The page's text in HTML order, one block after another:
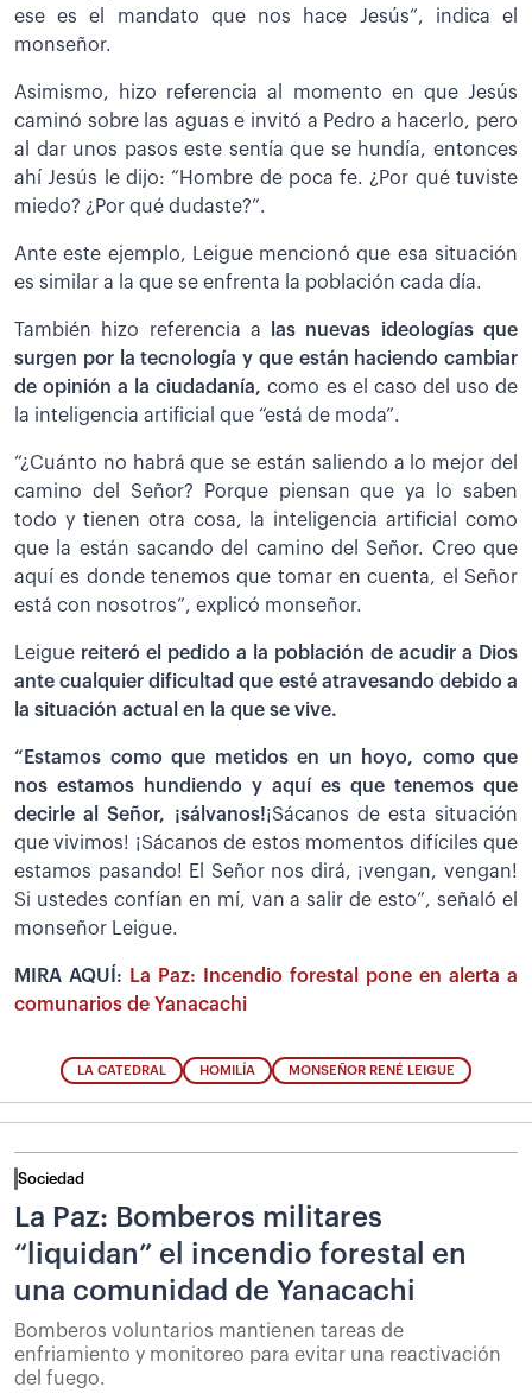
ese es el mandato que nos hace Jesús”, indica el
monseñor.
Asimismo, hizo referencia al momento en que Jesús
caminó sobre las aguas e invitó a Pedro a hacerlo, pero
al dar unos pasos este sentía que se hundía, entonces
ahí Jesús le dijo: “Hombre de poca fe. ¿Por qué tuviste
miedo? ¿Por qué dudaste?”.
Ante este ejemplo, Leigue mencionó que esa situación
es similar a la que se enfrenta la población cada día.
También hizo referencia a las nuevas ideologías que
surgen por la tecnología y que están haciendo cambiar
de opinión a la ciudadanía, como es el caso del uso de
la inteligencia artificial que “está de moda”.
“¿Cuánto no habrá que se están saliendo a lo mejor del
camino del Señor? Porque piensan que ya lo saben
todo y tienen otra cosa, la inteligencia artificial como
que la están sacando del camino del Señor. Creo que
aquí es donde tenemos que tomar en cuenta, el Señor
está con nosotros”, explicó monseñor.
Leigue reiteró el pedido a la población de acudir a Dios
ante cualquier dificultad que esté atravesando debido a
la situación actual en la que se vive.
“Estamos como que metidos en un hoyo, como que
nos estamos hundiendo y aquí es que tenemos que
decirle al Señor, ¡sálvanos!¡Sácanos de esta situación
que vivimos! ¡Sácanos de estos momentos difíciles que
estamos pasando! El Señor nos dirá, ¡vengan, vengan!
Si ustedes confían en mí, van a salir de esto”, señaló el
monseñor Leigue.
MIRA AQUÍ:
La Paz: Incendio forestal pone en alerta a
comunarios de Yanacachi
LA CATEDRAL HOMILÍA MONSEÑOR RENÉ LEIGUE
Sociedad
La Paz: Bomberos militares
“liquidan” el incendio forestal en
una comunidad de Yanacachi
Bomberos voluntarios mantienen tareas de
enfriamiento y monitoreo para evitar una reactivación
del fuego.